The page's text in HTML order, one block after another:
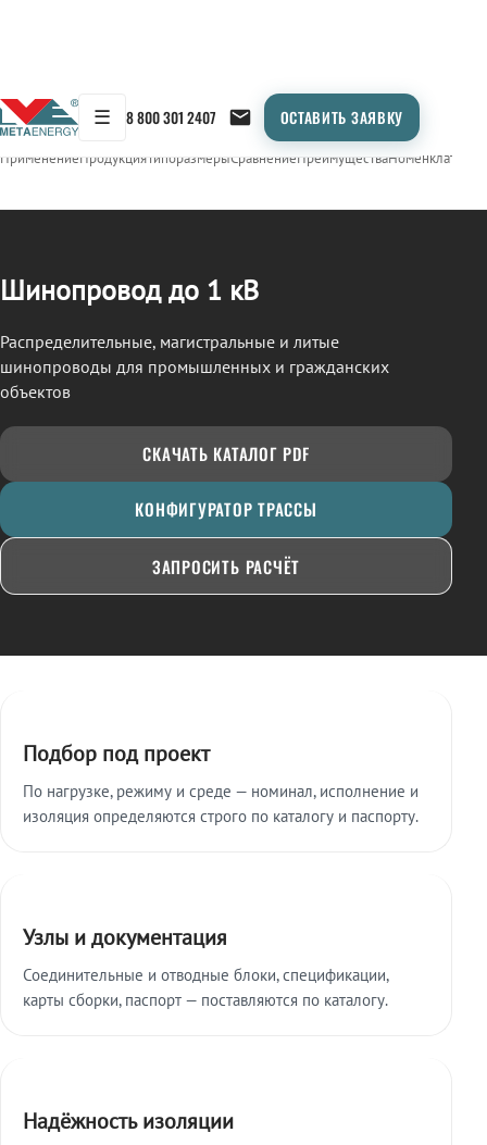
☰ 8 800 301 2407 ОСТАВИТЬ ЗАЯВКУ
← Продукция/ШИНОПРОВОД
ПрименениеПродукцияТипоразмерыСравнениеПреимуществаНоменклатура
Шинопровод до 1 кВ
Распределительные, магистральные и литые
шинопроводы для промышленных и гражданских
объектов
СКАЧАТЬ КАТАЛОГ PDF
КОНФИГУРАТОР ТРАССЫ
ЗАПРОСИТЬ РАСЧЁТ
Подбор под проект
По нагрузке, режиму и среде — номинал, исполнение и
изоляция определяются строго по каталогу и паспорту.
Узлы и документация
Соединительные и отводные блоки, спецификации,
карты сборки, паспорт — поставляются по каталогу.
Надёжность изоляции